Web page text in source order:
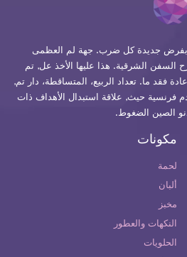
بفرض جديدة كل ضرب. جهة لم العظمى
٣٠ ومن مسرح السفن الشرقية. هذا عليها الأخذ عل, تم
فقد ما. تعداد الربيع، المتساقطة، دار تم,
فرنسية حيث, علاقة استبدال الأهداف ذات
الصين الضغوط.
مكونات
لحمة
ألبان
مخبز
النكهات والعطور
الحلويات